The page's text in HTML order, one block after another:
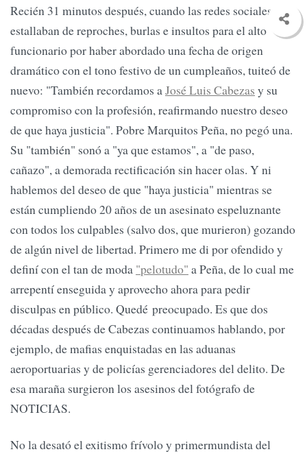
Recién 31 minutos después, cuando las redes sociales
estallaban de reproches, burlas e insultos para el alto
funcionario por haber abordado una fecha de origen
dramático con el tono festivo de un cumpleaños, tuiteó de
nuevo: "También recordamos aJosé Luis Cabezas y su
compromiso con la profesión, reafirmando nuestro deseo
de que haya justicia". Pobre Marquitos Peña, no pegó una.
Su "también" sonó a "ya que estamos", a "de paso,
cañazo", a demorada rectificación sin hacer olas. Y ni
hablemos del deseo de que "haya justicia" mientras se
están cumpliendo 20 años de un asesinato espeluznante
con todos los culpables (salvo dos, que murieron) gozando
de algún nivel de libertad. Primero me di por ofendido y
definí con el tan de moda "pelotudo" a Peña, de lo cual me
arrepentí enseguida y aprovecho ahora para pedir
disculpas en público. Quedé preocupado. Es que dos
décadas después de Cabezas continuamos hablando, por
ejemplo, de mafias enquistadas en las aduanas
aeroportuarias y de policías gerenciadores del delito. De
esa maraña surgieron los asesinos del fotógrafo de
NOTICIAS.
No la desató el exitismo frívolo y primermundista del